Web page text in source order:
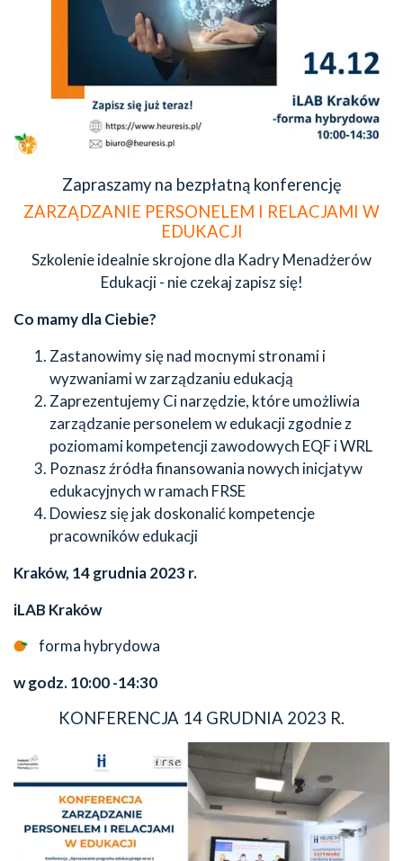
Zapraszamy na bezpłatną konferencję
ZARZĄDZANIE PERSONELEM I RELACJAMI W
EDUKACJI
Szkolenie idealnie skrojone dla Kadry Menadżerów
Edukacji - nie czekaj zapisz się!
Co mamy dla Ciebie?
Zastanowimy się nad mocnymi stronami i
wyzwaniami w zarządzaniu edukacją
Zaprezentujemy Ci narzędzie, które umożliwia
zarządzanie personelem w edukacji zgodnie z
poziomami kompetencji zawodowych EQF i WRL
Poznasz źródła finansowania nowych inicjatyw
edukacyjnych w ramach FRSE
Dowiesz się jak doskonalić kompetencje
pracowników edukacji
Kraków, 14 grudnia 2023 r.
iLAB Kraków
forma hybrydowa
w godz. 10:00 -14:30
KONFERENCJA 14 GRUDNIA 2023 R.